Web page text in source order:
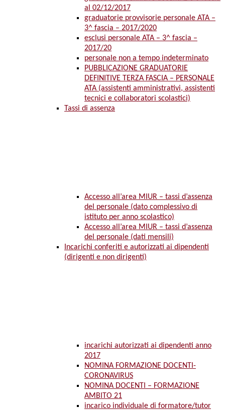
al 02/12/2017
graduatorie provvisorie personale ATA –
3^ fascia – 2017/2020
esclusi personale ATA – 3^ fascia –
2017/20
personale non a tempo indeterminato
PUBBLICAZIONE GRADUATORIE
DEFINITIVE TERZA FASCIA – PERSONALE
ATA (assistenti amministrativi, assistenti
tecnici e collaboratori scolastici)
Tassi di assenza
Accesso all’area MIUR – tassi d’assenza
del personale (dato complessivo di
istituto per anno scolastico)
Accesso all’area MIUR – tassi d’assenza
del personale (dati mensili)
Incarichi conferiti e autorizzati ai dipendenti
(dirigenti e non dirigenti)
incarichi autorizzati ai dipendenti anno
2017
NOMINA FORMAZIONE DOCENTI-
CORONAVIRUS
NOMINA DOCENTI – FORMAZIONE
AMBITO 21
incarico individuale di formatore/tutor